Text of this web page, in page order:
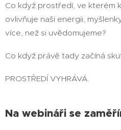
Co když prostředí, ve kterém
ovlivňuje naši energii,
více, než si uvědomujeme?
Co když právě tady začíná
PROSTŘEDÍ VYHRÁVÁ.
Na webináři se